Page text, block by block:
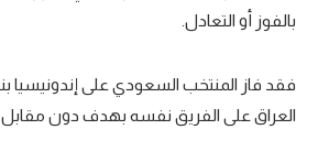
الدوري الإنجليزي
الدوري الإسباني
دوري أبطال أوروبا
بالفوز أو التعادل.
العراق على الفريق نفسه بهدف دون مقابل.